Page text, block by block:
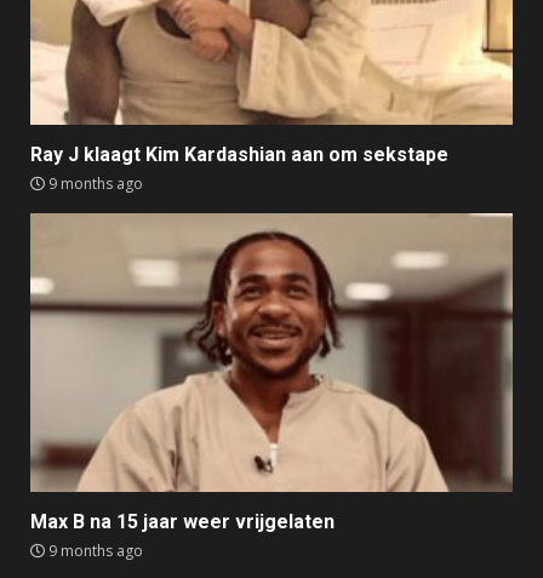
Ray J klaagt Kim Kardashian aan om sekstape
9 months ago
Max B na 15 jaar weer vrijgelaten
9 months ago